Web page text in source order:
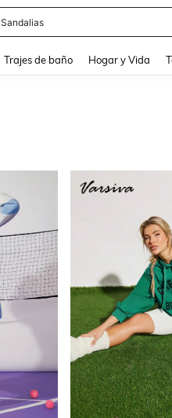
Tops
Trajes de baño Hogar y Vida